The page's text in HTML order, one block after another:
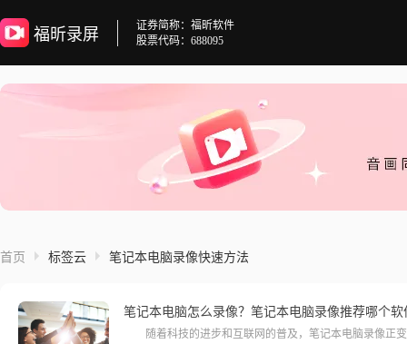
福昕录屏
证券简称：福昕软件
股票代码：688095
首页 标签云 笔记本电脑录像快速方法
笔记本电脑怎么录像？笔记本电脑录像推荐哪个软
随着科技的进步和互联网的普及，笔记本电脑录像正变